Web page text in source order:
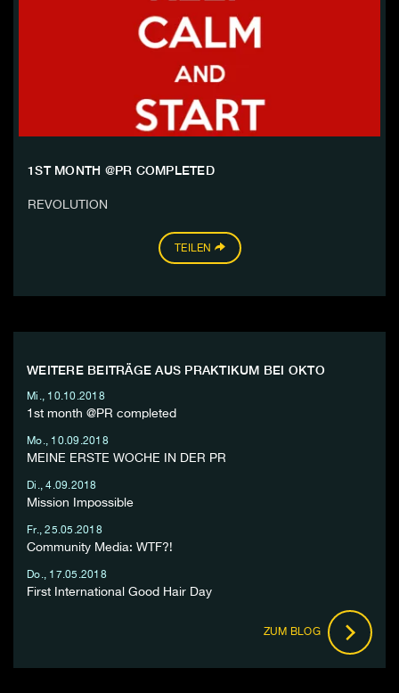
1ST MONTH @PR COMPLETED
REVOLUTION
TEILEN
WEITERE BEITRÄGE AUS PRAKTIKUM BEI OKTO
Mi., 10.10.2018
1st month @PR completed
Mo., 10.09.2018
MEINE ERSTE WOCHE IN DER PR
Di., 4.09.2018
Mission Impossible
Fr., 25.05.2018
Community Media: WTF?!
Do., 17.05.2018
First International Good Hair Day
ZUM BLOG